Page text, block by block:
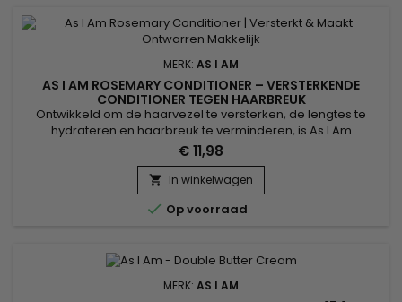
MERK: AS I AM
AS I AM ROSEMARY CONDITIONER – VERSTERKENDE
CONDITIONER TEGEN HAARBREUK
Ontwikkeld om de haarvezel te versterken, de lengtes te
hydrateren en haarbreuk te verminderen, is As I Am
Rosemary Conditioner een versterkende conditioner met
rozemarijn die ideaal is voor verzwakt, fijn, krullend of dunner
wordend haar. De formule verzacht, disciplineert en
vergemakkelijkt het ontwarren zonder het haar te verzwaren.
Verrijkt met...
€ 11,98
 In winkelwagen
 Op voorraad
MERK: AS I AM